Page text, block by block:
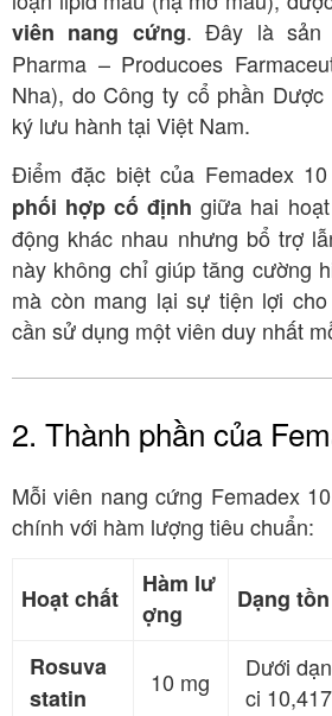
viên nang cứng. Đây là sản
Pharma – Producoes
Nha), do Công ty cổ phần
ký lưu hành tại Việt Nam.
Điểm đặc biệt của Femadex
phối hợp cố định giữa hai
động khác nhau nhưng bổ trợ
này không chỉ giúp tăng cường
mà còn mang lại sự tiện lợi
cần sử dụng một viên duy nhất
2. Thành phần của
Mỗi viên nang cứng Femadex
chính với hàm lượng tiêu chuẩn:
Hoạt chất
Hàm lư
ợng
Dạng
Rosuva
statin
10 mg
Dưới
ci